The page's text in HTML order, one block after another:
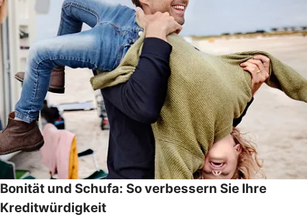
Bonität und Schufa: So verbessern Sie Ihre
Kreditwürdigkeit